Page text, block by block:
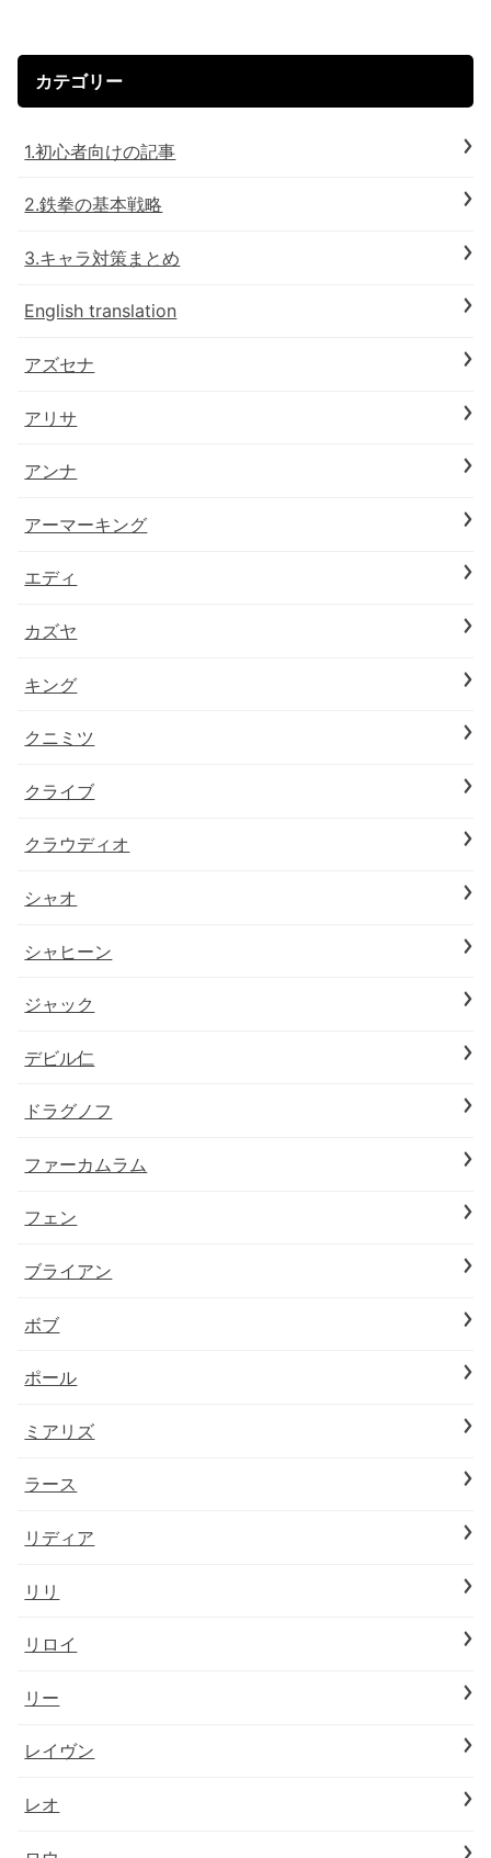
カテゴリー
1.初心者向けの記事
2.鉄拳の基本戦略
3.キャラ対策まとめ
English translation
アズセナ
アリサ
アンナ
アーマーキング
エディ
カズヤ
キング
クニミツ
クライブ
クラウディオ
シャオ
シャヒーン
ジャック
デビル仁
ドラグノフ
ファーカムラム
フェン
ブライアン
ボブ
ポール
ミアリズ
ラース
リディア
リリ
リロイ
リー
レイヴン
レオ